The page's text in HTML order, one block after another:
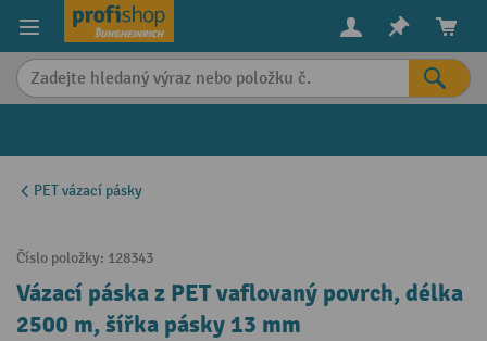
content
PET vázací pásky
Číslo položky: 128343
Vázací páska z PET vaflovaný povrch, délka
2500 m, šířka pásky 13 mm